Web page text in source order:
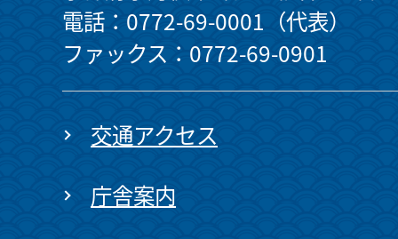
電話：0772-69-0001（代表）
ファックス：0772-69-0901
交通アクセス
庁舎案内